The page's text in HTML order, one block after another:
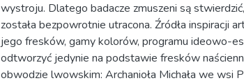
wystroju. Dlatego badacze zmuszeni są
została bezpowrotnie utracona. Źródła inspiracji
jego fresków, gamy kolorów, programu ideowo-
odtworzyć jedynie na podstawie fresków
obwodzie lwowskim: Archanioła Michała we wsi